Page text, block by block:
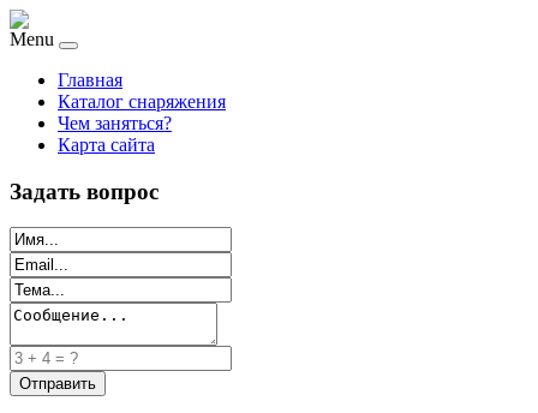
Menu
Главная
Каталог снаряжения
Чем заняться?
Карта сайта
Задать вопрос